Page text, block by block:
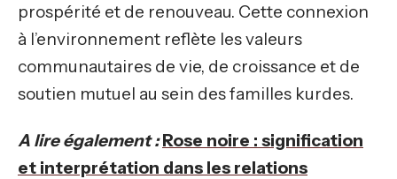
prospérité et de renouveau. Cette connexion
à l’environnement reflète les valeurs
communautaires de vie, de croissance et de
soutien mutuel au sein des familles kurdes.
A lire également : Rose noire : signification
et interprétation dans les relations